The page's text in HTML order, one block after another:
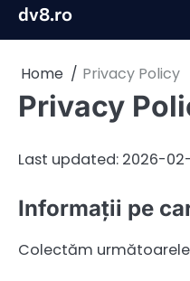
Skipdv8.ro
Home Privacy Policy
Privacy
Last updated: 2026-
Informații pe
Colectăm